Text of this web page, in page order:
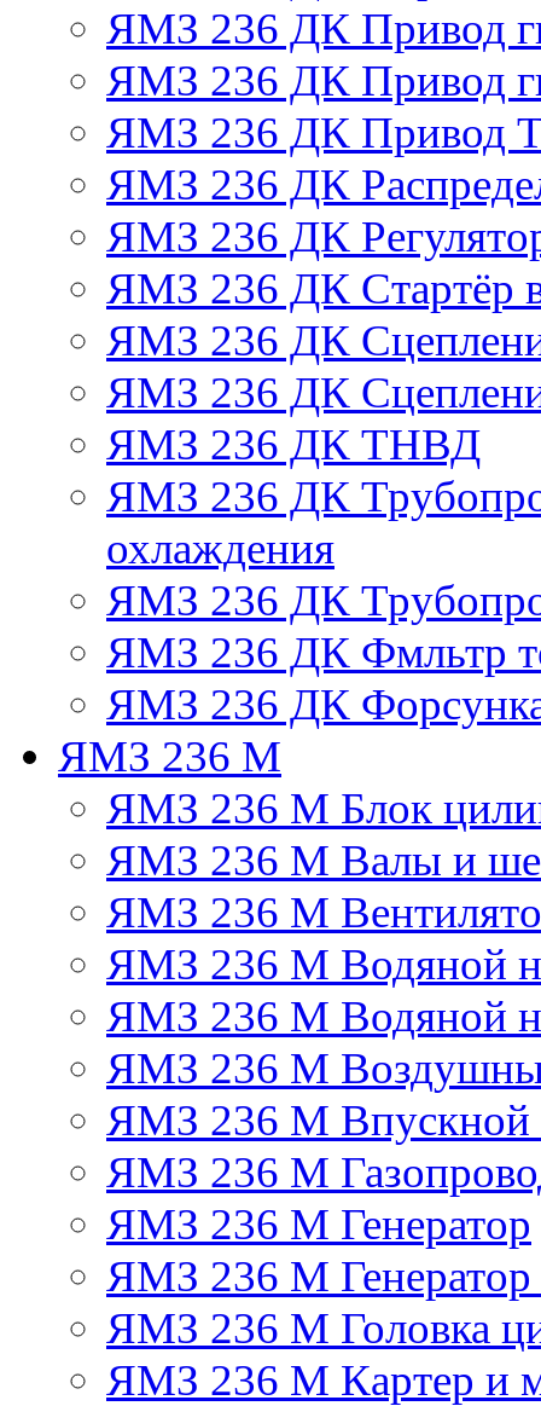
ЯМЗ 236 ДК Привод
ЯМЗ 236 ДК Привод
ЯМЗ 236 ДК Привод
ЯМЗ 236 ДК
ЯМЗ 236 ДК
ЯМЗ 236 ДК Стартёр
ЯМЗ 236 ДК
ЯМЗ 236 ДК
ЯМЗ 236 ДК ТНВД
ЯМЗ 236 ДК
охлаждения
ЯМЗ 236 ДК
ЯМЗ 236 ДК Фмльтр
ЯМЗ 236 ДК
ЯМЗ 236 М
ЯМЗ 236 М Блок
ЯМЗ 236 М Валы и
ЯМЗ 236 М
ЯМЗ 236 М Водяной
ЯМЗ 236 М Водяной
ЯМЗ 236 М
ЯМЗ 236 М Впускной
ЯМЗ 236 М
ЯМЗ 236 М Генератор
ЯМЗ 236 М Генератор
ЯМЗ 236 М Головка
ЯМЗ 236 М Картер и